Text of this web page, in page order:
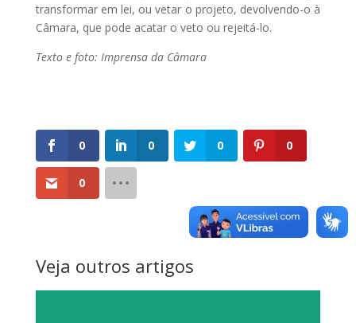
transformar em lei, ou vetar o projeto, devolvendo-o à
Câmara, que pode acatar o veto ou rejeitá-lo.
Texto e foto: Imprensa da Câmara
0 0 0 0
0
Veja outros artigos